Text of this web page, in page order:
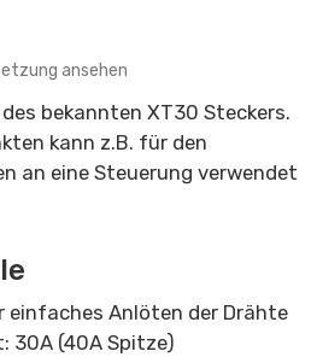
ansehen
bekannten XT30 Steckers.
kann z.B. für den
an eine Steuerung verwendet
einfaches Anlöten der Drähte
30A (40A Spitze)